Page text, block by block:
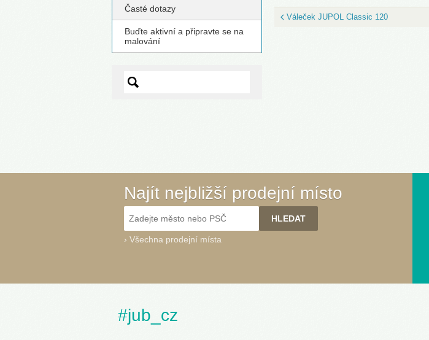
Časté dotazy
Buďte aktivní a připravte se na
malování
Váleček JUPOL Classic 120
Najít nejbližší prodejní místo
› Všechna prodejní místa
#jub_cz